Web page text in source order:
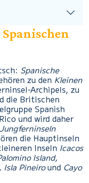
Spanische
zu den Kleinen
Archipels, zu
die Britischen
Spanish
und wird daher
die Hauptinseln
Inseln Icacos
Island,
Isla Pineiround Cayo